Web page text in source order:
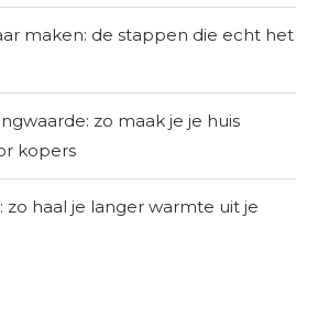
maken: de stappen die echt het
zo maak je je huis
kopers
zo haal je langer warmte uit je